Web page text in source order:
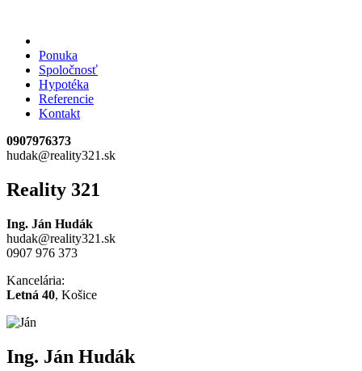
Ponuka
Spoločnosť
Hypotéka
Referencie
Kontakt
0907976373
hudak@reality321.sk
Reality 321
Ing. Ján Hudák
hudak@reality321.sk
0907 976 373
Kancelária:
Letná 40, Košice
Ing. Ján Hudák